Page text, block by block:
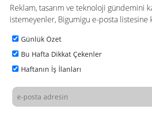
Reklam, tasarım ve teknoloji gündemini
istemeyenler, Bigumigu e-posta listesine
Günlük Özet
Bu Hafta Dikkat Çekenler
Haftanın İş İlanları